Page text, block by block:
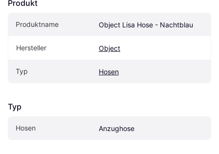
Produkt
Produktname Object Lisa Hose - Nachtblau
Hersteller Object
Typ Hosen
Typ
Hosen Anzughose